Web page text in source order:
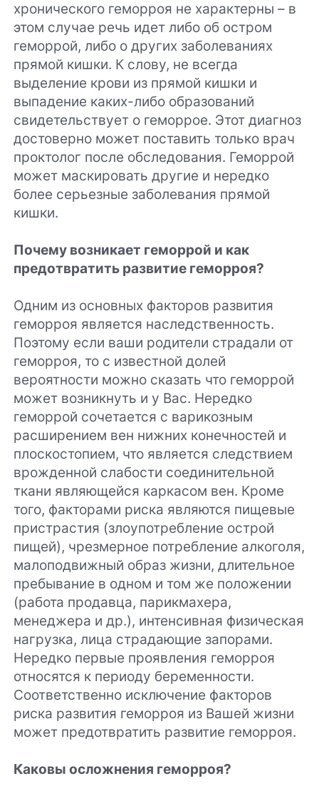
хронического геморроя не характерны – в
этом случае речь идет либо об остром
геморрой, либо о других заболеваниях
прямой кишки. К слову, не всегда
выделение крови из прямой кишки и
выпадение каких-либо образований
свидетельствует о геморрое. Этот диагноз
достоверно может поставить только врач
проктолог после обследования. Геморрой
может маскировать другие и нередко
более серьезные заболевания прямой
кишки.
Почему возникает геморрой и как
предотвратить развитие геморроя?
Одним из основных факторов развития
геморроя является наследственность.
Поэтому если ваши родители страдали от
геморроя, то с известной долей
вероятности можно сказать что геморрой
может возникнуть и у Вас. Нередко
геморрой сочетается с варикозным
расширением вен нижних конечностей и
плоскостопием, что является следствием
врожденной слабости соединительной
ткани являющейся каркасом вен. Кроме
того, факторами риска являются пищевые
пристрастия (злоупотребление острой
пищей), чрезмерное потребление алкоголя,
малоподвижный образ жизни, длительное
пребывание в одном и том же положении
(работа продавца, парикмахера,
менеджера и др.), интенсивная физическая
нагрузка, лица страдающие запорами.
Нередко первые проявления геморроя
относятся к периоду беременности.
Соответственно исключение факторов
риска развития геморроя из Вашей жизни
может предотвратить развитие геморроя.
Каковы осложнения геморроя?